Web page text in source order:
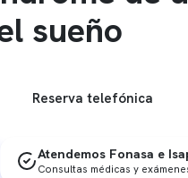
sueño
Reserva telefónica
Atendemos Fonasa e
Consultas médicas y